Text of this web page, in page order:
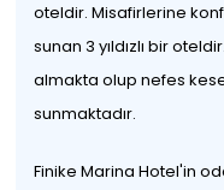
oteldir. Misafirlerine
sunan 3 yıldızlı bir
almakta olup nefes
sunmaktadır.
Finike Marina Hotel'in